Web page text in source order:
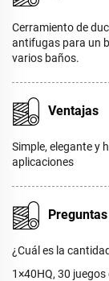
Cerramiento de
antifugas para un
varios baños.
Ventajas
Simple, elegante y
aplicaciones
¿Cuál es la
1×40HQ, 30